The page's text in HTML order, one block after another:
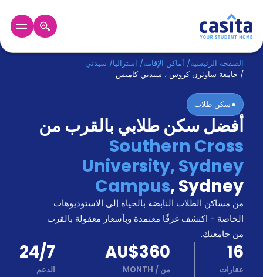
الرئيسية عربي AUD
دخول
حجز
السكن
من
نحن؟
المدونة
أخبر
أصدقائك
و
اكسب
كن
شريكا
الدعم
الدعم
الصفحة الرئيسية/ أماكن الإقامة/ استراليا/ سيدني
/ جامعة ساوثرن كروس ، سيدني كامبس
سكن طلاب
أفضل سكن طلابي بالقرب من
Southern Cross
University, Sydney
Campus, Sydney
من مساكن الطلاب النابضة بالحياة إلى الاستوديوهات
الخاصة - اكتشف غرفًا معتمدة وبأسعار معقولة بالقرب
من جامعتك.
16
عقارات
AU$360
من /
MONTH
24/7
الدعم